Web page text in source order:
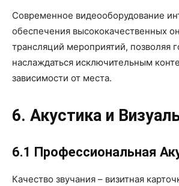
Современное видеооборудование
обеспечения высококачественных
трансляций мероприятий, позволяя
наслаждаться исключительным
зависимости от места.
6. Акустика и
6.1 Профессиональная
Качество звучания – визитная